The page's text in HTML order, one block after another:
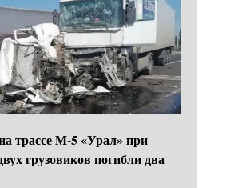
трассе М-5 «Урал» при
грузовиков погибли два